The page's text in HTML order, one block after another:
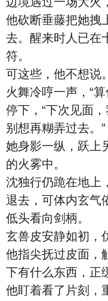
他砍断垂藤把她拽
去。醒来时人已在
符。
可这些，他不想说。
火舞冷哼一声，“
停下，“下次见面
别想再糊弄过去。”
她身影一纵，跃上
的火雾中。
沈独行仍跪在地上
退去，可体内玄气
低头看向剑柄。
玄兽皮安静如初，
他指尖抚过皮面
下有什么东西，正
他盯着看了片刻，